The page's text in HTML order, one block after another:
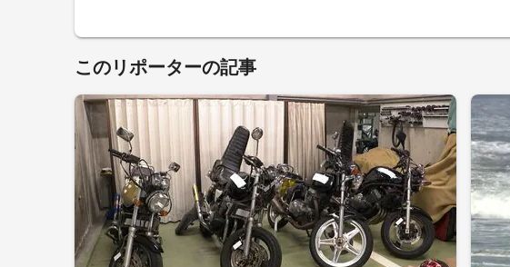
このリポーターの記事